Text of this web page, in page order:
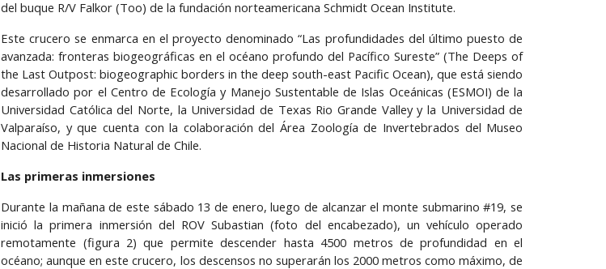
del buque R/V Falkor (Too) de la fundación norteamericana Schmidt Ocean Institute.
Este crucero se enmarca en el proyecto denominado “Las profundidades del último puesto de
avanzada: fronteras biogeográficas en el océano profundo del Pacífico Sureste” (The Deeps of
the Last Outpost: biogeographic borders in the deep south-east Pacific Ocean), que está siendo
desarrollado por el Centro de Ecología y Manejo Sustentable de Islas Oceánicas (ESMOI) de la
Universidad Católica del Norte, la Universidad de Texas Rio Grande Valley y la Universidad de
Valparaíso, y que cuenta con la colaboración del Área Zoología de Invertebrados del Museo
Nacional de Historia Natural de Chile.
Las primeras inmersiones
Durante la mañana de este sábado 13 de enero, luego de alcanzar el monte submarino #19, se
inició la primera inmersión del ROV Subastian (foto del encabezado), un vehículo operado
remotamente (figura 2) que permite descender hasta 4500 metros de profundidad en el
océano; aunque en este crucero, los descensos no superarán los 2000 metros como máximo, de